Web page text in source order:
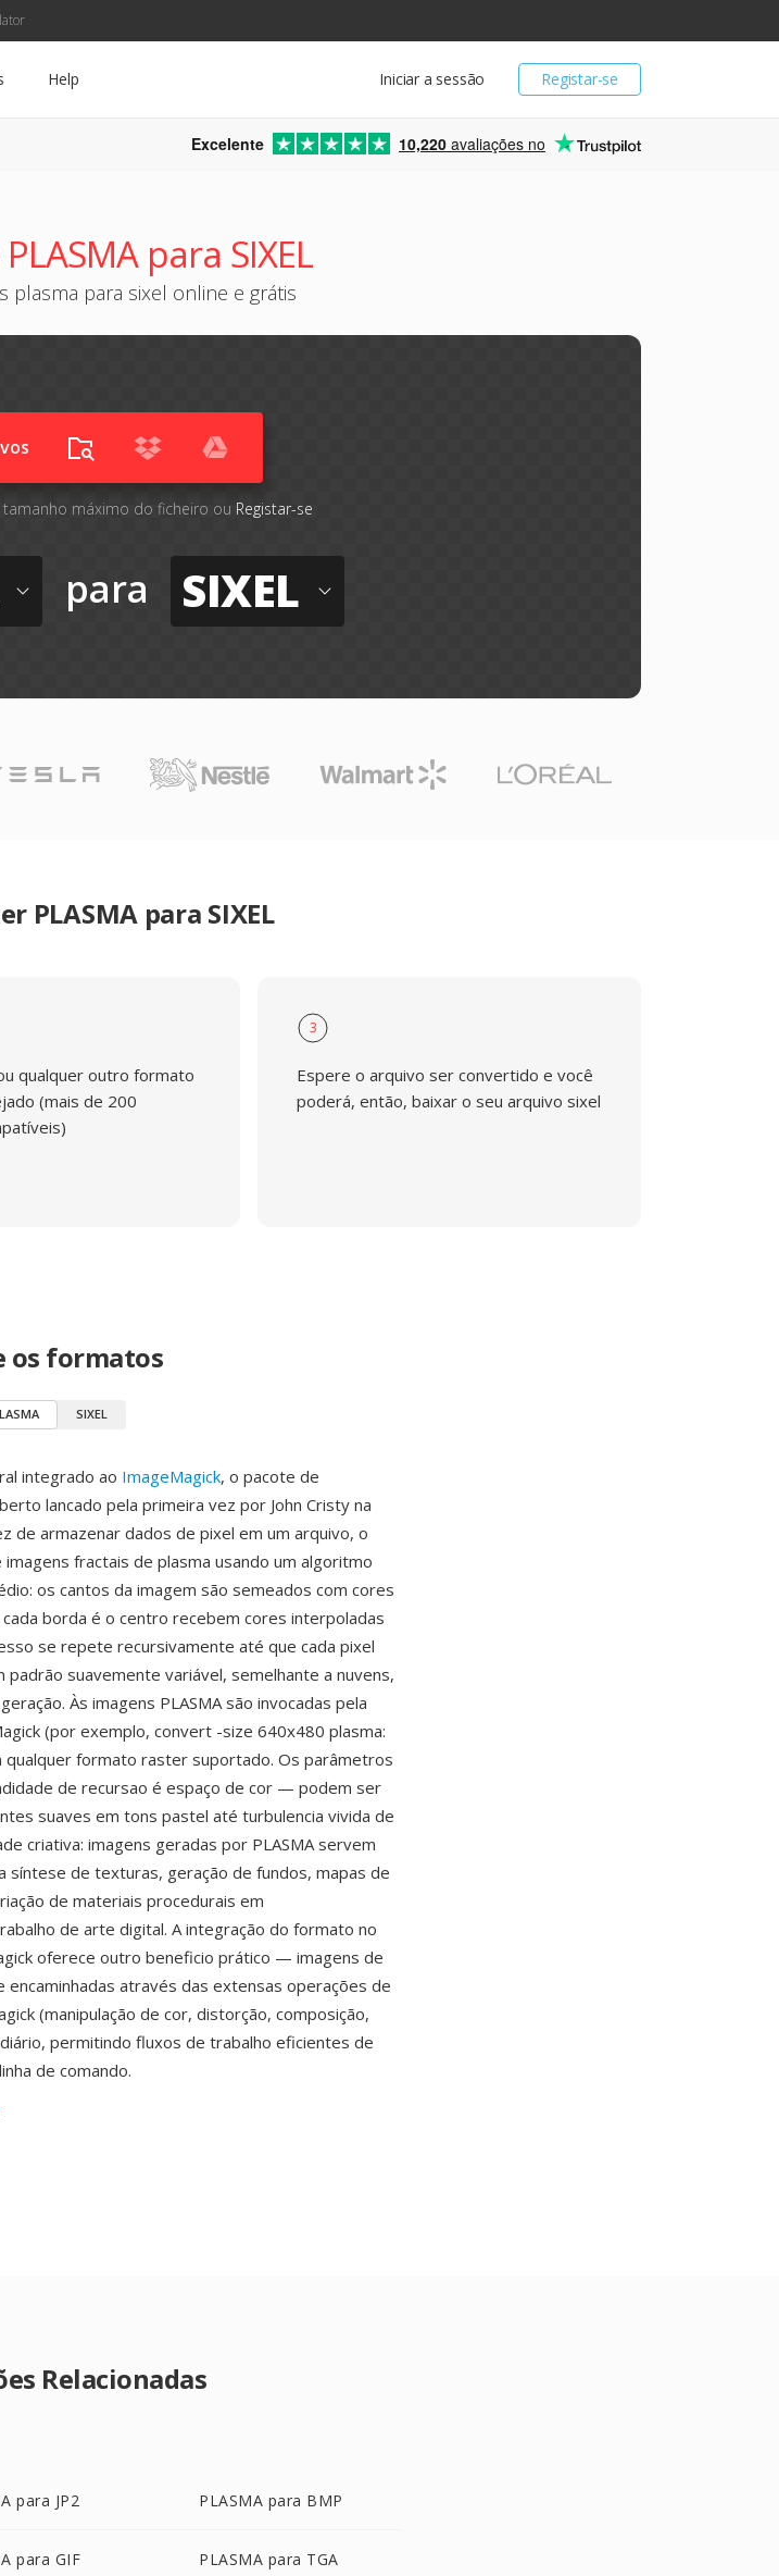
Registar-se
Iniciar a sessão
Help
Excelente 10,220 avaliações no
para SIXEL
plasma para sixel online e grátis
tamanho máximo do ficheiro ou Registar-se
para SIXEL
PLASMA para SIXEL
qualquer outro formato
(mais de 200
3
Espere o arquivo ser convertido e você
poderá, então, baixar o seu arquivo sixel
os formatos
SIXEL
integrado ao ImageMagick, o pacote de
lancado pela primeira vez por John Cristy na
de armazenar dados de pixel em um arquivo, o
fractais de plasma usando um algoritmo
os cantos da imagem são semeados com cores
borda é o centro recebem cores interpoladas
se repete recursivamente até que cada pixel
suavemente variável, semelhante a nuvens,
Às imagens PLASMA são invocadas pela
(por exemplo, convert -size 640x480 plasma:
qualquer formato raster suportado. Os parâmetros
de recursao é espaço de cor — podem ser
suaves em tons pastel até turbulencia vivida de
criativa: imagens geradas por PLASMA servem
de texturas, geração de fundos, mapas de
de materiais procedurais em
de arte digital. A integração do formato no
oferece outro beneficio prático — imagens de
através das extensas operações de
(manipulação de cor, distorção, composição,
permitindo fluxos de trabalho eficientes de
de comando.
Relacionadas
para JP2 PLASMA para BMP
para GIF PLASMA para TGA